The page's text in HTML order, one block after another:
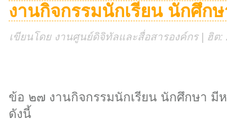
งานกิจกรรมนักเรียน นักศึก
เขียนโดย งานศูนย์ดิจิทัลและสื่อสารองค์กร | ฮิต:
ข้อ ๒๗ งานกิจกรรมนักเรียน นักศึกษา มี
ดังนี้